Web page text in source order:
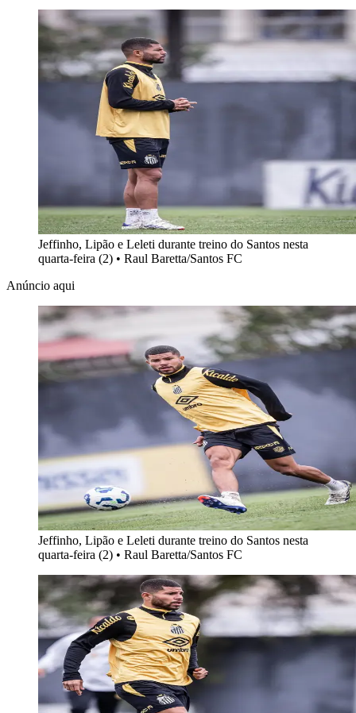
Jeffinho, Lipão e Leleti durante treino do Santos nesta
quarta-feira (2) • Raul Baretta/Santos FC
Anúncio aqui
Jeffinho, Lipão e Leleti durante treino do Santos nesta
quarta-feira (2) • Raul Baretta/Santos FC